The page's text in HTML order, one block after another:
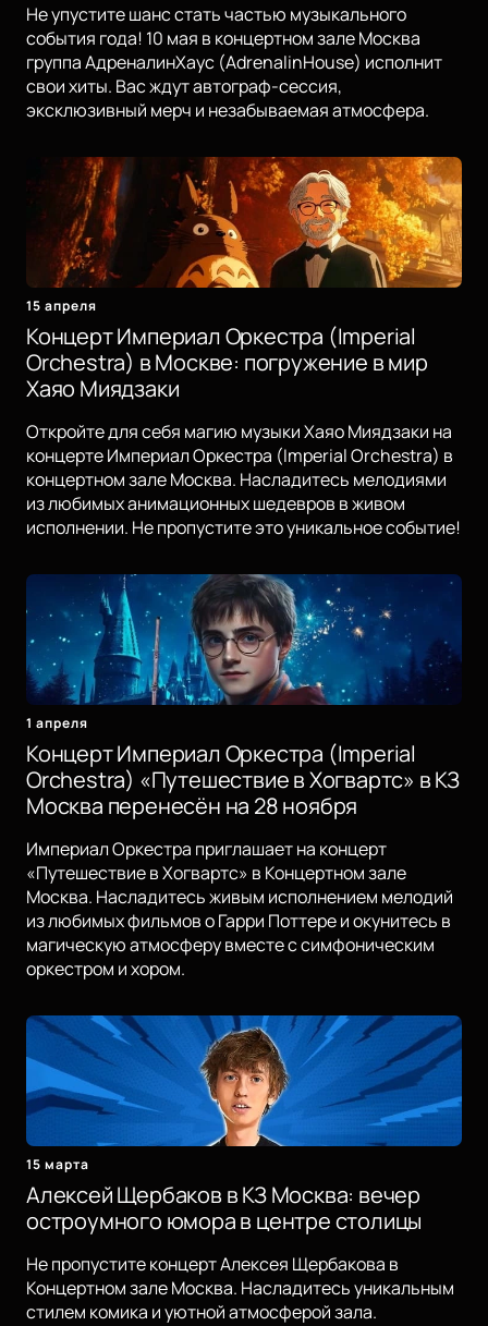
Не упустите шанс стать частью музыкального
события года! 10 мая в концертном зале Москва
группа АдреналинХаус (AdrenalinHouse) исполнит
свои хиты. Вас ждут автограф-сессия,
эксклюзивный мерч и незабываемая атмосфера.
15 апреля
Концерт Империал Оркестра (Imperial
Orchestra) в Москве: погружение в мир
Хаяо Миядзаки
Откройте для себя магию музыки Хаяо Миядзаки на
концерте Империал Оркестра (Imperial Orchestra) в
концертном зале Москва. Насладитесь мелодиями
из любимых анимационных шедевров в живом
исполнении. Не пропустите это уникальное событие!
1 апреля
Концерт Империал Оркестра (Imperial
Orchestra) «Путешествие в Хогвартс» в КЗ
Москва перенесён на 28 ноября
Империал Оркестра приглашает на концерт
«Путешествие в Хогвартс» в Концертном зале
Москва. Насладитесь живым исполнением мелодий
из любимых фильмов о Гарри Поттере и окунитесь в
магическую атмосферу вместе с симфоническим
оркестром и хором.
15 марта
Алексей Щербаков в КЗ Москва: вечер
остроумного юмора в центре столицы
Не пропустите концерт Алексея Щербакова в
Концертном зале Москва. Насладитесь уникальным
стилем комика и уютной атмосферой зала.